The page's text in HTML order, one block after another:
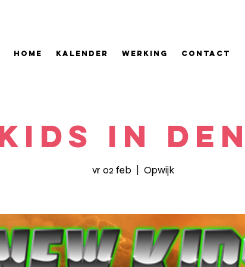
HOME KALENDER WERKING CONTACT
In
vr 02 feb Opwijk